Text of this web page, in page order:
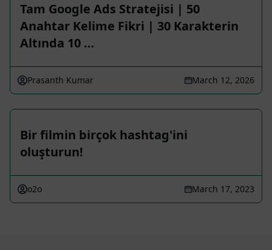
Tam Google Ads Stratejisi | 50
Anahtar Kelime Fikri | 30 Karakterin
Altında 10 …
Prasanth Kumar March 12, 2026
Bir filmin birçok hashtag'ini
oluşturun!
o2o March 17, 2023